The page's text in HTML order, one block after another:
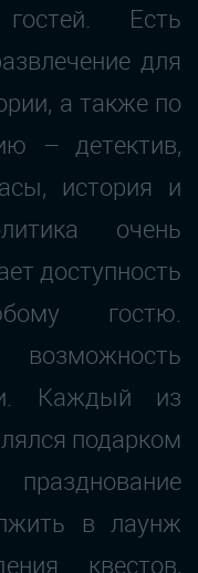
Есть
для
а также по
– детектив,
история и
очень
доступность
гостю.
Каждый из
подарком
в лаунж
квестов,